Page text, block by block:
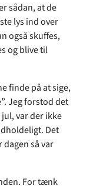
sådan, at de
lys ind over
også skuffes,
og blive til
finde på at sige,
Jeg forstod det
var der ikke
Det
så var
For tænk